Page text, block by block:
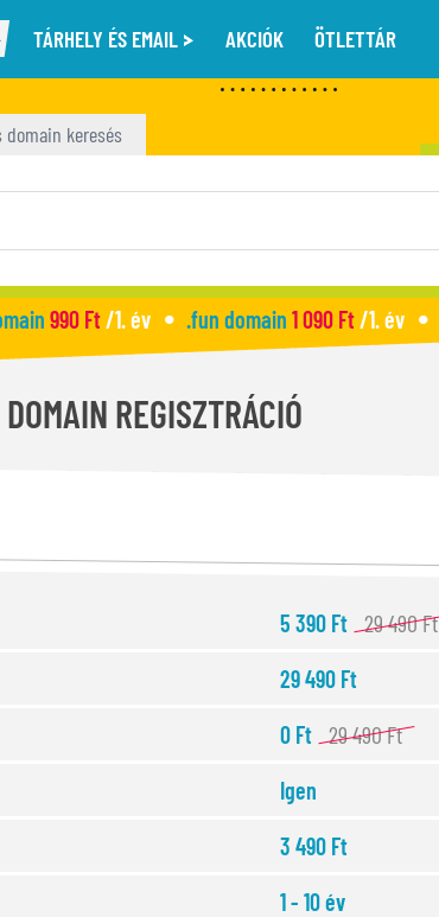
TÁRHELY ÉS EMAIL AKCIÓK ÖTLETTÁR
domain keresés
990 Ft/1. év .fun domain 1 090 Ft/1. év
REGISZTRÁCIÓ
5 390 Ft 29 490 Ft
29 490 Ft
0 Ft 29 490 Ft
Igen
3 490 Ft
1 - 10 év